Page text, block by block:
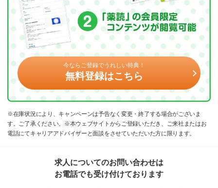
今ならご登録でうれしい特典！
無料登録はこちら
※在庫状況により、キャンペーンは予告なく変更・終了する場合がございま
す。ご了承ください。※本ウェブサイトからご登録いただき、ご来社またはお
電話にてキャリアアドバイザーと面談をさせていただいた方に限ります。
求人についてのお問い合わせは
お電話でも受け付けております